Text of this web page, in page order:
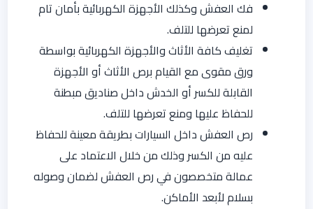
فك العفش وكذلك الأجهزة الكهربائية بأمان تام
لمنع تعرضها للتلف.
تغليف كافة الأثاث والأجهزة الكهربائية بواسطة
ورق مقوى مع القيام برص الأثاث أو الأجهزة
القابلة للكسر أو الخدش داخل صناديق مبطنة
للحفاظ عليها ومنع تعرضها للتلف.
رص العفش داخل السيارات بطريقة معينة للحفاظ
عليه من الكسر وذلك من خلال الاعتماد على
عمالة متخصصون في رص العفش لضمان وصوله
بسلام لأبعد الأماكن.